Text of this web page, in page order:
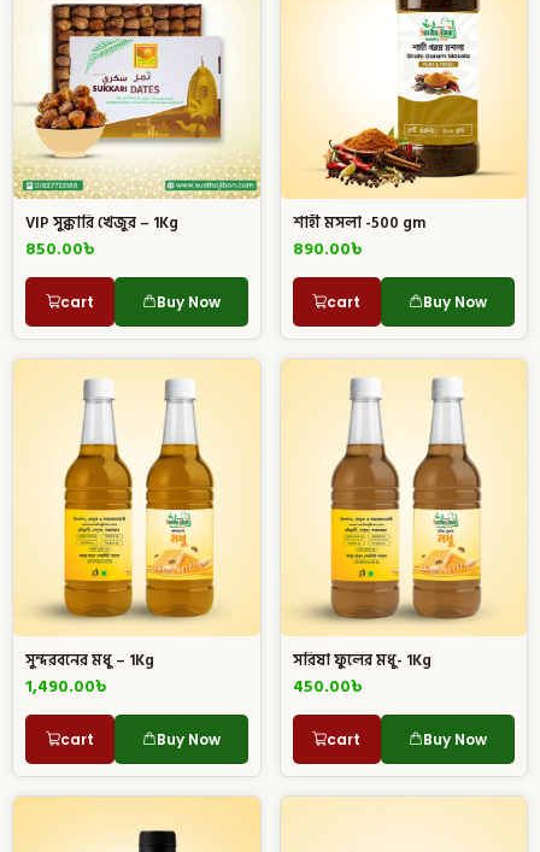
VIP সুক্কারি খেজুর – 1Kg
850.00৳
cart Buy Now
শাহী মসলা -500 gm
890.00৳
cart Buy Now
সুন্দরবনের মধু – 1Kg
1,490.00৳
cart Buy Now
সরিষা ফুলের মধু- 1Kg
450.00৳
cart Buy Now